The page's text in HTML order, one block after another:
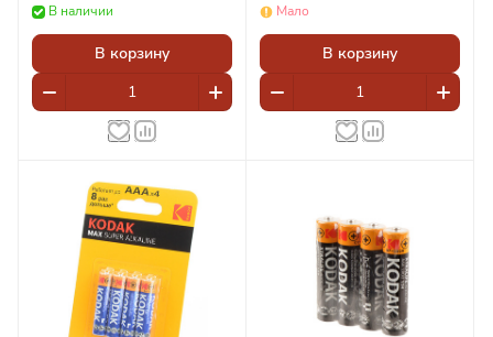
В наличии
В корзину
Мало
В корзину